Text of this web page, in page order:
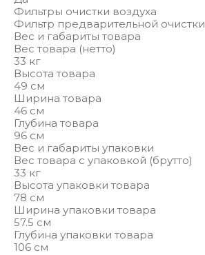
Фильтры очистки воздуха
Фильтр предварительной очистки
Вес и габариты товара
Вес товара (нетто)
33 кг
Высота товара
49 см
Ширина товара
46 см
Глубина товара
96 см
Вес и габариты упаковки
Вес товара с упаковкой (брутто)
33 кг
Высота упаковки товара
78 см
Ширина упаковки товара
57.5 см
Глубина упаковки товара
106 см